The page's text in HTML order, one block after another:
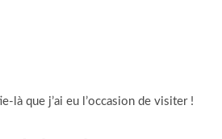
là que j’ai eu l’occasion de visiter !